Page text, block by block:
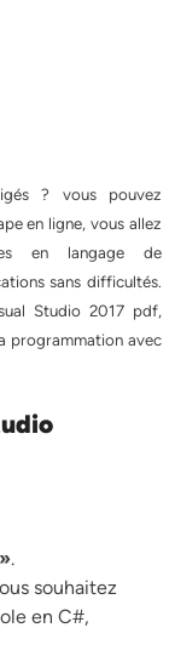
? vous pouvez
en ligne, vous allez
en langage de
sans difficultés.
Studio 2017 pdf,
programmation avec
.
souhaitez
en C#,